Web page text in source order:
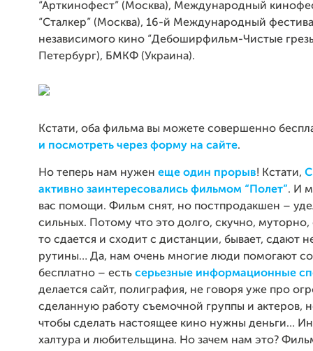
“Арткинофест” (Москва), Международный
“Сталкер” (Москва), 16-й Международный
независимого кино “Дебоширфильм-Чистые
Петербург), БМКФ (Украина).
Кстати, оба фильма вы можете совершенно
и посмотреть через форму на сайте.
Но теперь нам нужен еще один прорыв! Кстати,
активно заинтересовались фильмом “Полет”. И
вас помощи. Фильм снят, но постпродакшен –
сильных. Потому что это долго, скучно,
то сдается и сходит с дистанции, бывает, сдают
рутины… Да, нам очень многие люди помогают
бесплатно – есть серьезные информационные
делается сайт, полиграфия, не говоря уже про
сделанную работу съемочной группы и актеров,
чтобы сделать настоящее кино нужны деньги…
халтура и любительщина. Но зачем нам это?